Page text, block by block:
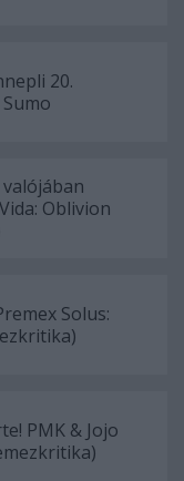
20.
Oblivion
Solus:
PMK & Jojo